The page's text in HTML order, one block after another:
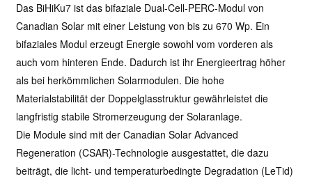
Das BiHiKu7 ist das bifaziale Dual-Cell-PERC-Modul von
Canadian Solar mit einer Leistung von bis zu 670 Wp. Ein
bifaziales Modul erzeugt Energie sowohl vom vorderen als
auch vom hinteren Ende. Dadurch ist ihr Energieertrag höher
als bei herkömmlichen Solarmodulen. Die hohe
Materialstabilität der Doppelglasstruktur gewährleistet die
langfristig stabile Stromerzeugung der Solaranlage.
Die Module sind mit der Canadian Solar Advanced
Regeneration (CSAR)-Technologie ausgestattet, die dazu
beiträgt, die licht- und temperaturbedingte Degradation (LeTid)